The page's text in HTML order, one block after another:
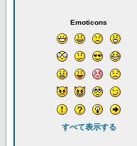
Emoticons
すべて表示する